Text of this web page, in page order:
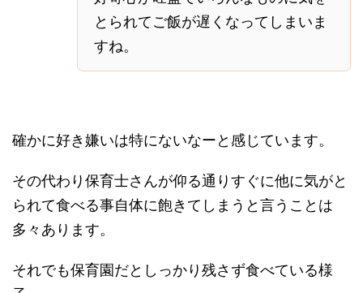
とられてご飯が遅くなってしまいま
すね。
確かに好き嫌いは特にないなーと感じています。
その代わり保育士さんが仰る通りすぐに他に気がと
られて食べる事自体に飽きてしまうと言うことは
多々あります。
それでも保育園だとしっかり残さず食べている様